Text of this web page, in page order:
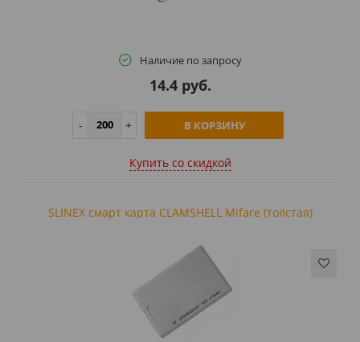
Наличие по запросу
14.4 руб.
В КОРЗИНУ
Купить cо скидкой
SLINEX смарт карта CLAMSHELL Mifare (толстая)